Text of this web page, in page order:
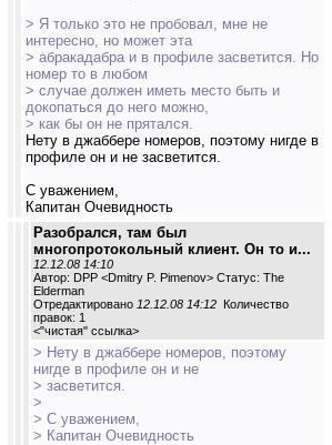
> Я только это не пробовал, мне не
интересно, но может эта
> абракадабра и в профиле засветится. Но
номер то в любом
> случае должен иметь место быть и
докопаться до него можно,
> как бы он не прятался.
Нету в джаббере номеров, поэтому нигде в
профиле он и не засветится.
С уважением,
Капитан Очевидность
Разобрался, там был
многопротокольный клиент. Он то и...
12.12.08 14:10
Автор: DPP <Dmitry P. Pimenov> Статус: The
Elderman
Отредактировано 12.12.08 14:12 Количество
правок: 1
<"чистая" ссылка>
> Нету в джаббере номеров, поэтому
нигде в профиле он и не
> засветится.
>
> С уважением,
> Капитан Очевидность